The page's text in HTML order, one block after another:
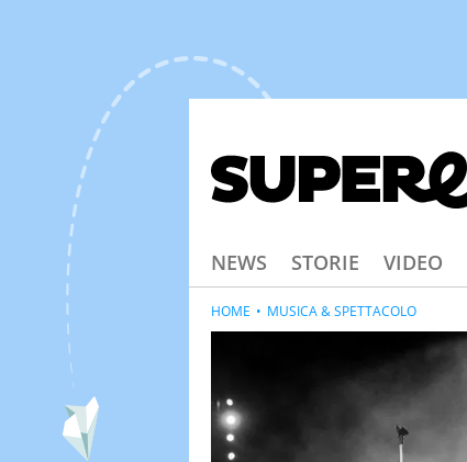
NEWS STORIE VIDEO
HOME MUSICA & SPETTACOLO